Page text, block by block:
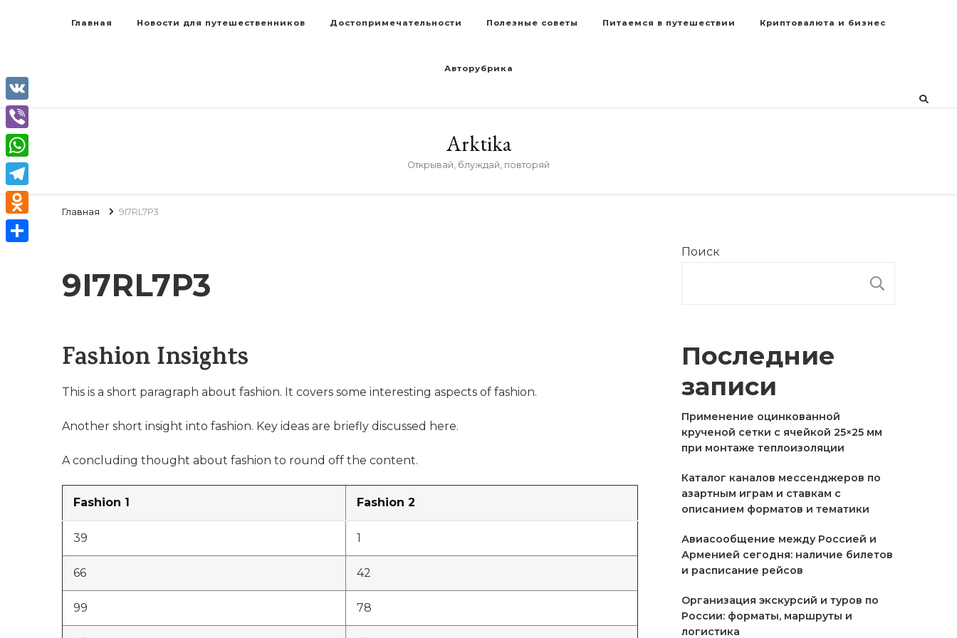
Главная Новости для путешественников Достопримечательности Полезные советы Питаемся в путешествии Криптовалюта и бизнес
Авторубрика
Arktika
Открывай, блуждай, повторяй
Главная 9I7RL7P3
9I7RL7P3
Fashion Insights
This is a short paragraph about fashion. It covers some interesting aspects of fashion.
Another short insight into fashion. Key ideas are briefly discussed here.
A concluding thought about fashion to round off the content.
Fashion 1 Fashion 2
39 1
66 42
99 78
Поиск
Последние
записи
Применение оцинкованной
крученой сетки с ячейкой 25×25 мм
при монтаже теплоизоляции
Каталог каналов мессенджеров по
азартным играм и ставкам с
описанием форматов и тематики
Авиасообщение между Россией и
Арменией сегодня: наличие билетов
и расписание рейсов
Организация экскурсий и туров по
России: форматы, маршруты и
логистика
VK
Viber
WhatsApp
Telegram
Odnoklassniki